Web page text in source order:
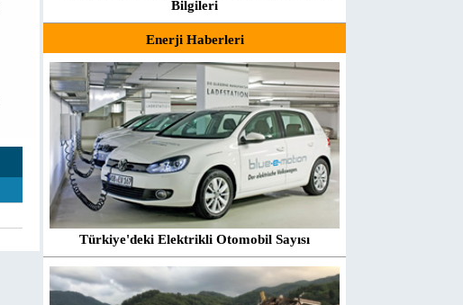
Bilgileri
Enerji Haberleri
Türkiye'deki Elektrikli Otomobil Sayısı